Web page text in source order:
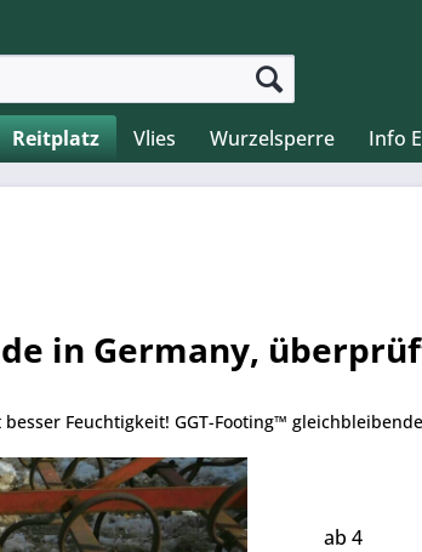
Reitplatz Vlies Wurzelsperre Info
in Germany,
Feuchtigkeit! GGT-Footing™
ab4